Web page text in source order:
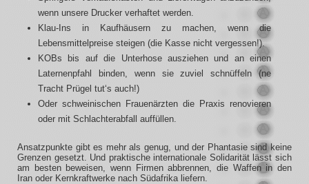
wenn unsere Drucker verhaftet werden.
Klau-Ins in Kaufhäusern zu machen, wenn die
Lebensmittelpreise steigen (die Kasse nicht vergessen!).
KOBs bis auf die Unterhose ausziehen und an einen
Laternenpfahl binden, wenn sie zuviel schnüffeln (ne
Tracht Prügel tut‘s auch!)
Oder schweinischen Frauenärzten die Praxis renovieren
oder mit Schlachterabfall auffüllen.
Ansatzpunkte gibt es mehr als genug, und der Phantasie sind keine
Grenzen gesetzt. Und praktische internationale Solidarität lässt sich
am besten beweisen, wenn Firmen abbrennen, die Waffen in den
Iran oder Kernkraftwerke nach Südafrika liefern.